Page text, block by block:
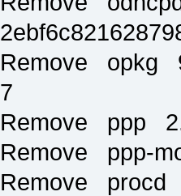
Remove opkg
7
Remove ppp
Remove ppp-
Remove procd